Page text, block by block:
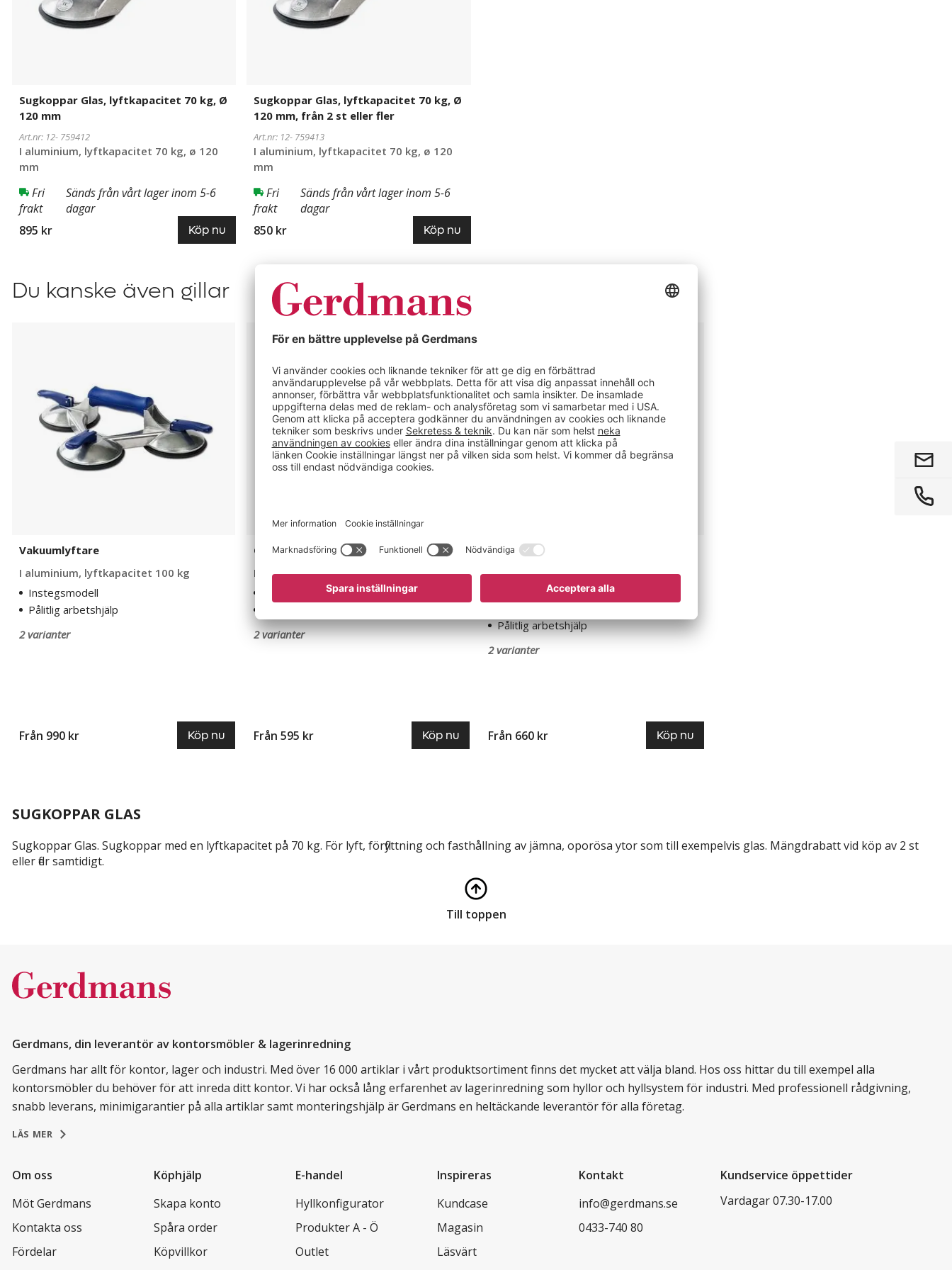
Sugkoppar Glas, lyftkapacitet 70 kg, Ø
120 mm
Art.nr: 12- 759412
I aluminium, lyftkapacitet 70 kg, ø 120
mm
Fri
frakt
Sänds från vårt lager inom 5-6
dagar
895 kr
Köp nu
Sugkoppar Glas, lyftkapacitet 70 kg, Ø
120 mm, från 2 st eller fler
Art.nr: 12- 759413
I aluminium, lyftkapacitet 70 kg, ø 120
mm
Fri
frakt
Sänds från vårt lager inom 5-6
dagar
850 kr
Köp nu
Du kanske även gillar
Vakuumlyftare
I aluminium, lyftkapacitet 100 kg
Instegsmodell
Pålitlig arbetshjälp
2 varianter
Från 990 kr Köp nu
Glaslyftare
Glaslyftare
I aluminium, lyftkapacitet 60 kg
Instegsmodell
2 varianter
Från 595 kr Köp nu
Lyfthandtag
I aluminium, lyftkapacitet 30 kg,
enhandsfattning
Pålitlig arbetshjälp
2 varianter
Från 660 kr Köp nu
SUGKOPPAR GLAS
Sugkoppar Glas. Sugkoppar med en lyftkapacitet på 70 kg. För lyft, förflyttning och fasthållning av jämna, oporösa ytor som till exempelvis glas. Mängdrabatt vid köp av 2 st
eller fler samtidigt.
Till toppen
Gerdmans, din leverantör av kontorsmöbler & lagerinredning
Gerdmans har allt för kontor, lager och industri. Med över 16 000 artiklar i vårt produktsortiment finns det mycket att välja bland. Hos oss hittar du till exempel alla
kontorsmöbler du behöver för att inreda ditt kontor. Vi har också lång erfarenhet av lagerinredning som hyllor och hyllsystem för industri. Med professionell rådgivning,
snabb leverans, minimigarantier på alla artiklar samt monteringshjälp är Gerdmans en heltäckande leverantör för alla företag.
LÄS MER
Om oss
Möt Gerdmans
Kontakta oss
Fördelar
Köphjälp
Skapa konto
Spåra order
Köpvillkor
E-handel
Hyllkonfigurator
Produkter A - Ö
Outlet
Inspireras
Kundcase
Magasin
Läsvärt
Kontakt
info@gerdmans.se
0433-740 80
Kundservice öppettider
Vardagar 07.30-17.00